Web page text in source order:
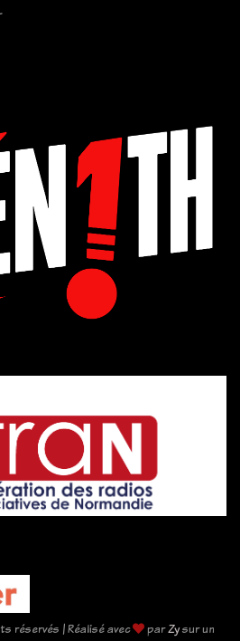
réservés | Réalisé avec parZysur un